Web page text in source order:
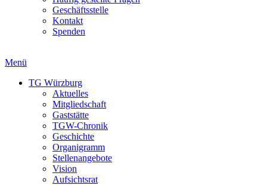
Geschäftsstelle
Kontakt
Spenden
Menü
TG Würzburg
Aktuelles
Mitgliedschaft
Gaststätte
TGW-Chronik
Geschichte
Organigramm
Stellenangebote
Vision
Aufsichtsrat